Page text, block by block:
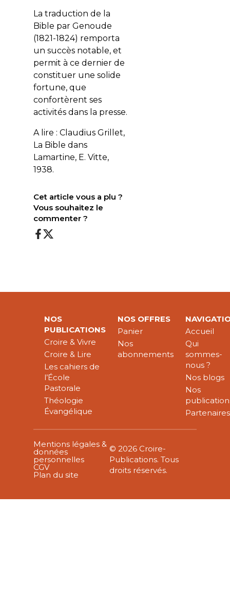
La traduction de la
Bible par Genoude
(1821-1824) remporta
un succès notable, et
permit à ce dernier de
constituer une solide
fortune, que
confortèrent ses
activités dans la presse.
A lire : Claudius Grillet,
La Bible dans
Lamartine, E. Vitte,
1938.
Cet article vous a plu ?
Vous souhaitez le
commenter ?
NOS
PUBLICATIONS
Croire & Vivre
Croire & Lire
Les cahiers de
l’École
Pastorale
Théologie
Évangélique
NOS OFFRES
Panier
Nos
abonnements
Accueil
Qui
sommes-
nous ?
Nos blogs
Nos
Partenaires
Mentions légales &
données
personnelles
CGV
Plan du site
© 2026 Croire-
Publications. Tous
droits réservés.